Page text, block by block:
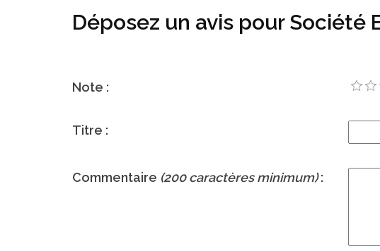
Déposez un avis pour Société
Note :
Titre :
Commentaire (200 caractères minimum):